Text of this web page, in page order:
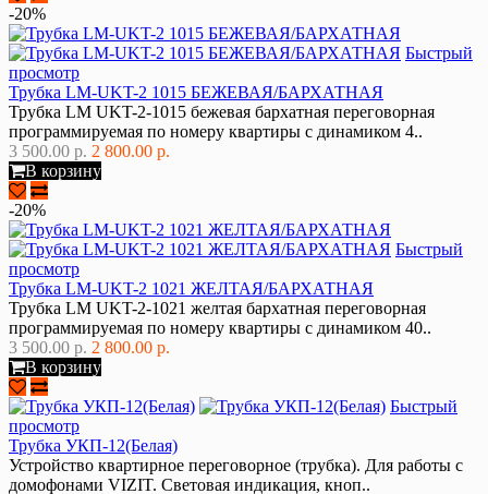
-20%
Быстрый
просмотр
Трубка LM-UKT-2 1015 БЕЖЕВАЯ/БАРХАТНАЯ
Трубка LM UKT-2-1015 бежевая бархатная переговорная
программируемая по номеру квартиры с динамиком 4..
3 500.00 р. 2 800.00 р.
В корзину
-20%
Быстрый
просмотр
Трубка LM-UKT-2 1021 ЖЕЛТАЯ/БАРХАТНАЯ
Трубка LM UKT-2-1021 желтая бархатная переговорная
программируемая по номеру квартиры с динамиком 40..
3 500.00 р. 2 800.00 р.
В корзину
Быстрый
просмотр
Трубка УКП-12(Белая)
Устройство квартирное переговорное (трубка). Для работы с
домофонами VIZIT. Световая индикация, кноп..